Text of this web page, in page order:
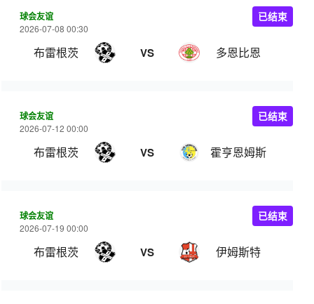
球会友谊
2026-07-08 00:30
布雷根茨 VS 多恩比恩
已结束
球会友谊
2026-07-12 00:00
布雷根茨 VS 霍亨恩姆斯
已结束
球会友谊
2026-07-19 00:00
布雷根茨 VS 伊姆斯特
已结束